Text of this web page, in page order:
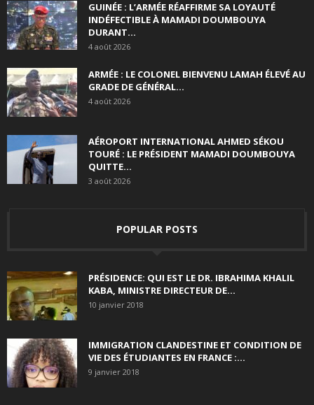
GUINÉE : L’ARMÉE RÉAFFIRME SA LOYAUTÉ
INDÉFECTIBLE À MAMADI DOUMBOUYA
DURANT...
4 août 2026
ARMÉE : LE COLONEL BIENVENU LAMAH ÉLEVÉ AU
GRADE DE GÉNÉRAL...
4 août 2026
AÉROPORT INTERNATIONAL AHMED SÉKOU
TOURÉ : LE PRÉSIDENT MAMADI DOUMBOUYA
QUITTE...
3 août 2026
POPULAR POSTS
PRÉSIDENCE: QUI EST LE DR. IBRAHIMA KHALIL
KABA, MINISTRE DIRECTEUR DE...
10 janvier 2018
IMMIGRATION CLANDESTINE ET CONDITION DE
VIE DES ÉTUDIANTES EN FRANCE :...
9 janvier 2018